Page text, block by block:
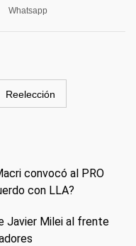
Whatsapp
Reelección
convocó al PRO
con LLA?
Javier Milei al frente